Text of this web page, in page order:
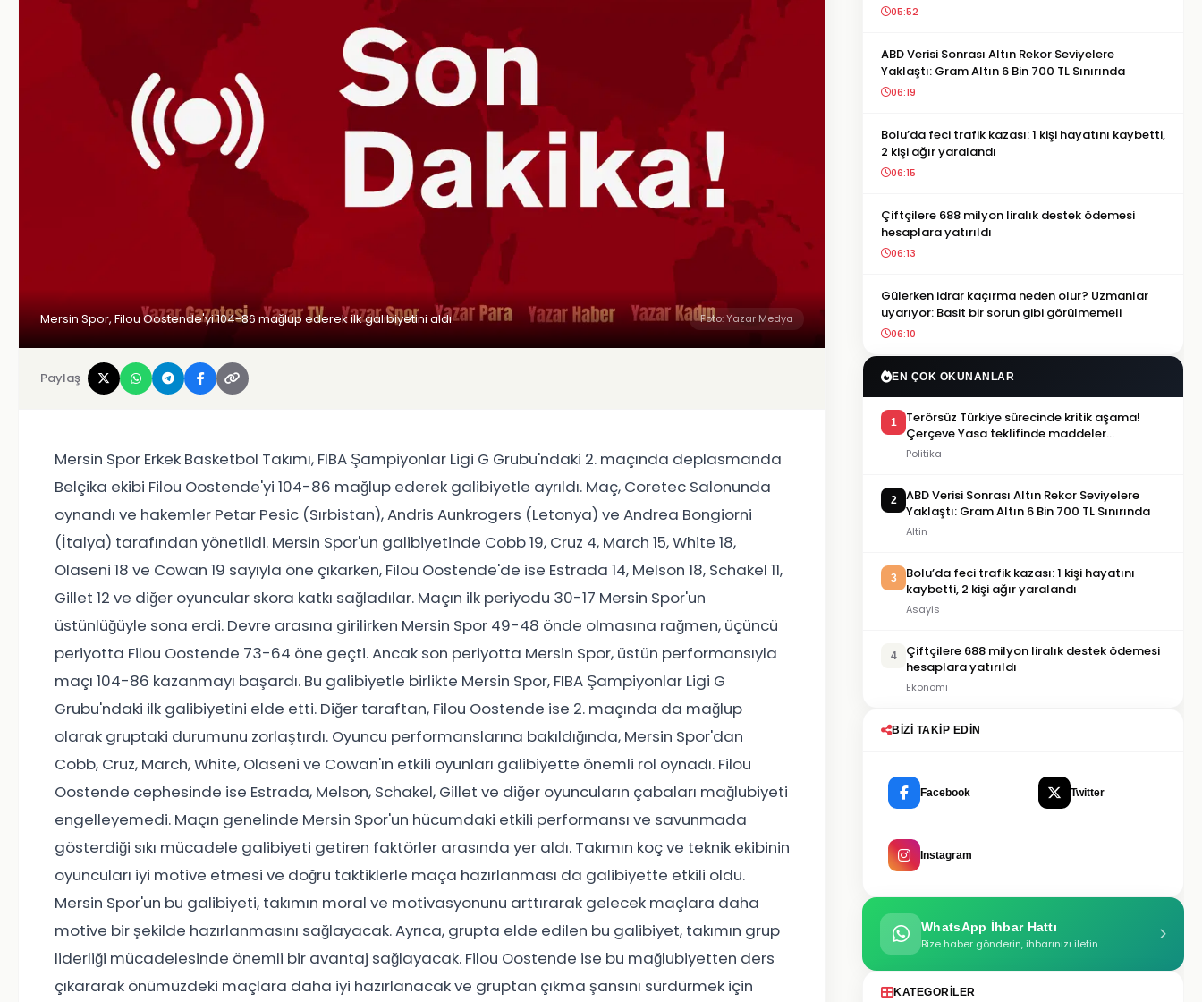
Mersin Spor, Filou Oostende'yi 104-86 mağlup ederek ilk galibiyetini aldı. Foto: Yazar Medya
Paylaş
Mersin Spor Erkek Basketbol Takımı, FIBA Şampiyonlar Ligi G Grubu'ndaki 2. maçında deplasmanda
Belçika ekibi Filou Oostende'yi 104-86 mağlup ederek galibiyetle ayrıldı. Maç, Coretec Salonunda
oynandı ve hakemler Petar Pesic (Sırbistan), Andris Aunkrogers (Letonya) ve Andrea Bongiorni
(İtalya) tarafından yönetildi. Mersin Spor'un galibiyetinde Cobb 19, Cruz 4, March 15, White 18,
Olaseni 18 ve Cowan 19 sayıyla öne çıkarken, Filou Oostende'de ise Estrada 14, Melson 18, Schakel 11,
Gillet 12 ve diğer oyuncular skora katkı sağladılar. Maçın ilk periyodu 30-17 Mersin Spor'un
üstünlüğüyle sona erdi. Devre arasına girilirken Mersin Spor 49-48 önde olmasına rağmen, üçüncü
periyotta Filou Oostende 73-64 öne geçti. Ancak son periyotta Mersin Spor, üstün performansıyla
maçı 104-86 kazanmayı başardı. Bu galibiyetle birlikte Mersin Spor, FIBA Şampiyonlar Ligi G
Grubu'ndaki ilk galibiyetini elde etti. Diğer taraftan, Filou Oostende ise 2. maçında da mağlup
olarak gruptaki durumunu zorlaştırdı. Oyuncu performanslarına bakıldığında, Mersin Spor'dan
Cobb, Cruz, March, White, Olaseni ve Cowan'ın etkili oyunları galibiyette önemli rol oynadı. Filou
Oostende cephesinde ise Estrada, Melson, Schakel, Gillet ve diğer oyuncuların çabaları mağlubiyeti
engelleyemedi. Maçın genelinde Mersin Spor'un hücumdaki etkili performansı ve savunmada
gösterdiği sıkı mücadele galibiyeti getiren faktörler arasında yer aldı. Takımın koç ve teknik ekibinin
oyuncuları iyi motive etmesi ve doğru taktiklerle maça hazırlanması da galibiyette etkili oldu.
Mersin Spor'un bu galibiyeti, takımın moral ve motivasyonunu arttırarak gelecek maçlara daha
motive bir şekilde hazırlanmasını sağlayacak. Ayrıca, grupta elde edilen bu galibiyet, takımın grup
liderliği mücadelesinde önemli bir avantaj sağlayacak. Filou Oostende ise bu mağlubiyetten ders
çıkararak önümüzdeki maçlara daha iyi hazırlanacak ve gruptan çıkma şansını sürdürmek için
05:52
ABD Verisi Sonrası Altın Rekor Seviyelere
Yaklaştı: Gram Altın 6 Bin 700 TL Sınırında
06:19
Bolu’da feci trafik kazası: 1 kişi hayatını kaybetti,
2 kişi ağır yaralandı
06:15
Çiftçilere 688 milyon liralık destek ödemesi
hesaplara yatırıldı
06:13
Gülerken idrar kaçırma neden olur? Uzmanlar
uyarıyor: Basit bir sorun gibi görülmemeli
06:10
EN ÇOK OKUNANLAR
1
Terörsüz Türkiye sürecinde kritik aşama!
Çerçeve Yasa teklifinde maddeler
görüşülmeye başlandı
Politika
2
ABD Verisi Sonrası Altın Rekor Seviyelere
Yaklaştı: Gram Altın 6 Bin 700 TL Sınırında
Altin
3
Bolu’da feci trafik kazası: 1 kişi hayatını
kaybetti, 2 kişi ağır yaralandı
Asayis
4
Çiftçilere 688 milyon liralık destek ödemesi
hesaplara yatırıldı
Ekonomi
BIZI TAKIP EDIN
Facebook Twitter
Instagram
WhatsApp İhbar Hattı
Bize haber gönderin, ihbarınızı iletin
KATEGORILER